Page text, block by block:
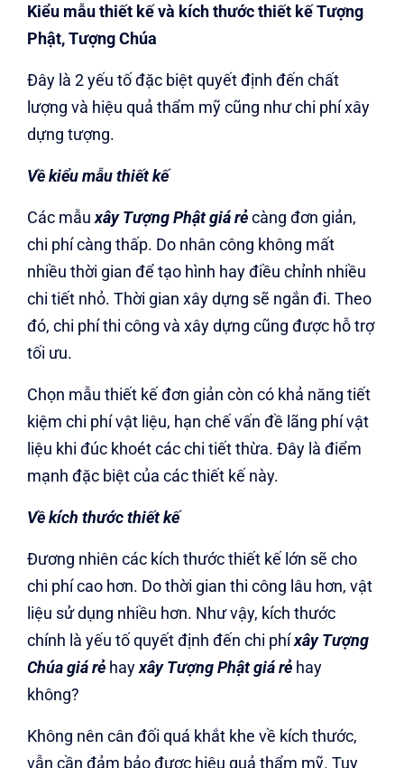
Kiểu mẫu thiết kế và kích thước thiết kế Tượng
Phật, Tượng Chúa
Đây là 2 yếu tố đặc biệt quyết định đến chất
lượng và hiệu quả thẩm mỹ cũng như chi phí xây
dựng tượng.
Về kiểu mẫu thiết kế
Các mẫu xây Tượng Phật giá rẻcàng đơn giản,
chi phí càng thấp. Do nhân công không mất
nhiều thời gian để tạo hình hay điều chỉnh nhiều
chi tiết nhỏ. Thời gian xây dựng sẽ ngắn đi. Theo
đó, chi phí thi công và xây dựng cũng được hỗ trợ
tối ưu.
Chọn mẫu thiết kế đơn giản còn có khả năng tiết
kiệm chi phí vật liệu, hạn chế vấn đề lãng phí vật
liệu khi đúc khoét các chi tiết thừa. Đây là điểm
mạnh đặc biệt của các thiết kế này.
Về kích thước thiết kế
Đương nhiên các kích thước thiết kế lớn sẽ cho
chi phí cao hơn. Do thời gian thi công lâu hơn, vật
liệu sử dụng nhiều hơn. Như vậy, kích thước
chính là yếu tố quyết định đến chi phíxây Tượng
Chúa giá rẻ hayxây Tượng Phật giá rẻ hay
không?
Không nên cân đối quá khắt khe về kích thước,
vẫn cần đảm bảo được hiệu quả thẩm mỹ. Tuy